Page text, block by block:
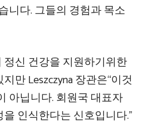
니다. 그들의 경험과 목소
신 건강을 지원하기위한
만 Leszczyna 장관은“이것
아닙니다. 회원국 대표자
인식한다는 신호입니다.”